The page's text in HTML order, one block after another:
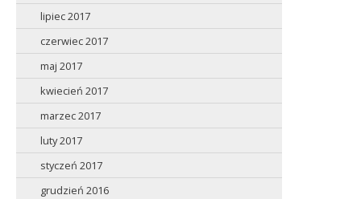
lipiec 2017
czerwiec 2017
maj 2017
kwiecień 2017
marzec 2017
luty 2017
styczeń 2017
grudzień 2016